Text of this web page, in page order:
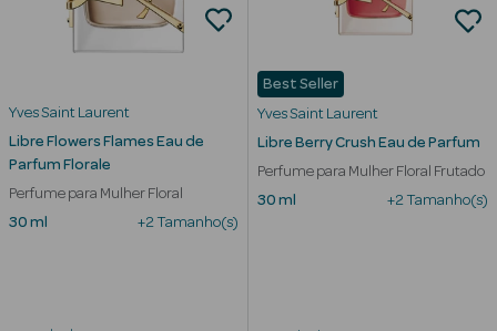
Ver Tudo
Hidratantes
Séruns Faciais
Yves Saint Laurent
Libre Flowers Flames Eau de
Parfum Florale
Perfume para Mulher Floral
30 ml
+2 Tamanho(s)
Best Seller
Yves Saint Laurent
Libre Berry Crush Eau de Parfum
Perfume para Mulher Floral Frutado
30 ml
+2 Tamanho(s)